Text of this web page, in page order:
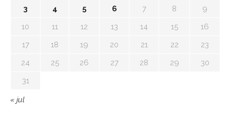
3
4 5 6 7 8
9
10
11 12 13 14 15
16
17
18 19 20 21 22
23
24
25 26 27 28 29
30
31
« jul